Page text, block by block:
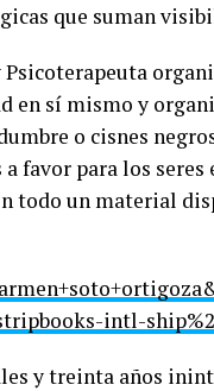
que suman
en sí mismo y
o cisnes
favor para los
todo un material
intl-
y treinta años